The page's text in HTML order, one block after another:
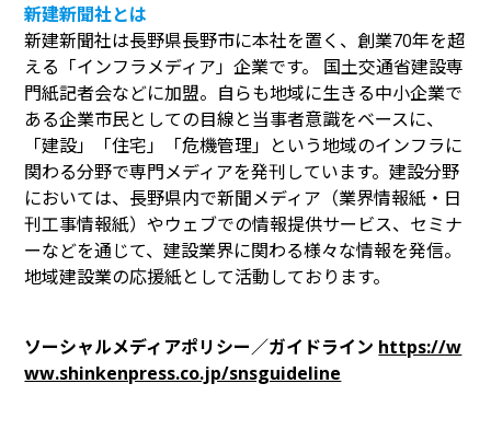
新建新聞社とは
新建新聞社は長野県長野市に本社を置く、創業70年を超
える「インフラメディア」企業です。 国土交通省建設専
門紙記者会などに加盟。自らも地域に生きる中小企業で
ある企業市民としての目線と当事者意識をベースに、
「建設」「住宅」「危機管理」という地域のインフラに
関わる分野で専門メディアを発刊しています。建設分野
においては、長野県内で新聞メディア（業界情報紙・日
刊工事情報紙）やウェブでの情報提供サービス、セミナ
ーなどを通じて、建設業界に関わる様々な情報を発信。
地域建設業の応援紙として活動しております。
ソーシャルメディアポリシー／ガイドライン https://w
ww.shinkenpress.co.jp/snsguideline